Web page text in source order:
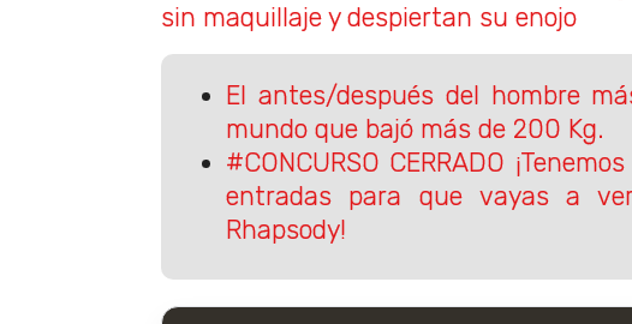
sin maquillaje y despiertan su enojo
El antes/después del hombre
mundo que bajó más de 200 Kg.
#CONCURSO CERRADO
entradas para que vayas a
Rhapsody!